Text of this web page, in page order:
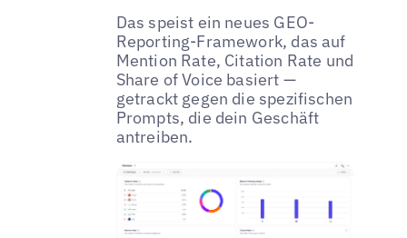
Das speist ein neues GEO-
Reporting-Framework, das auf
Mention Rate, Citation Rate und
Share of Voice basiert —
getrackt gegen die spezifischen
Prompts, die dein Geschäft
antreiben.